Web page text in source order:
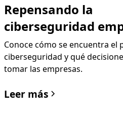
Repensando la
ciberseguridad
Conoce cómo se encuentra el
ciberseguridad y qué
tomar las empresas.
Leer más